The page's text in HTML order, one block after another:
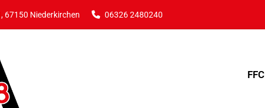
67150 Niederkirchen 06326 2480240
FFC